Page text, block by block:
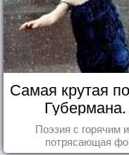
Самая крутая
Поэзия с горячим
потрясающая